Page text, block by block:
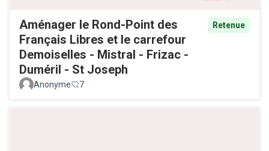
Aménager le Rond-Point des
Français Libres et le carrefour
Demoiselles - Mistral - Frizac -
Duméril - St Joseph
Retenue
Anonyme 7